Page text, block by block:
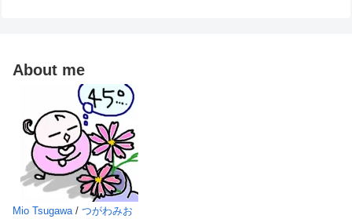
About me
Mio Tsugawa/ つがわみお